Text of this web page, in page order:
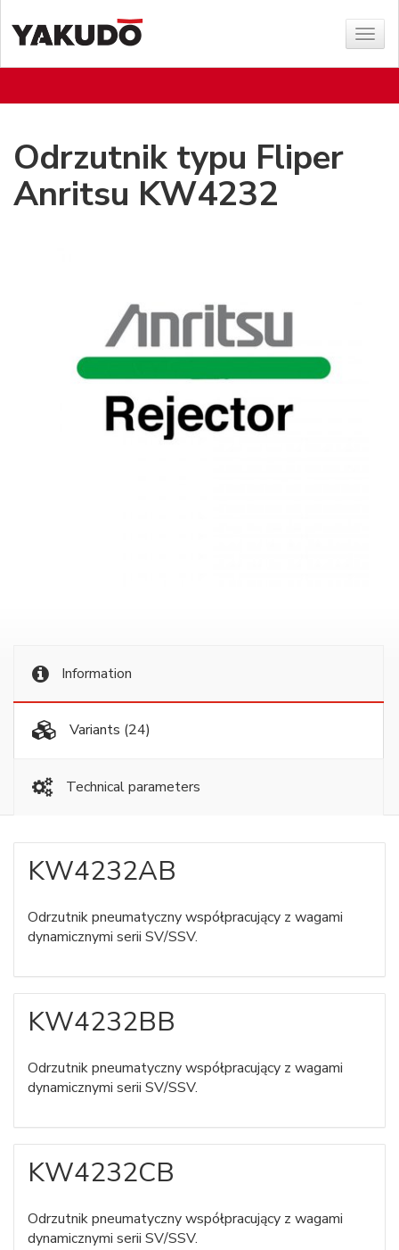
Show
menu
Odrzutnik typu Fliper
Anritsu KW4232
Information
Variants (24)
Technical parameters
KW4232AB
Odrzutnik pneumatyczny współpracujący z wagami
dynamicznymi serii SV/SSV.
KW4232BB
Odrzutnik pneumatyczny współpracujący z wagami
dynamicznymi serii SV/SSV.
KW4232CB
Odrzutnik pneumatyczny współpracujący z wagami
dynamicznymi serii SV/SSV.